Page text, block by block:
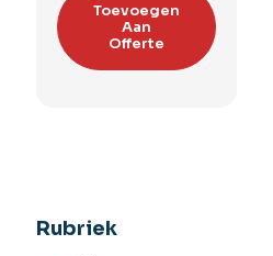
Toevoegen
Aan
Offerte
Rubriek